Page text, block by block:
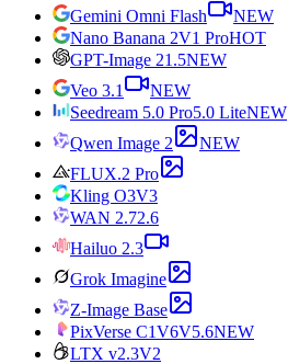
Gemini Omni Flash
NEW
Nano Banana 2V1 ProHOT
GPT-Image 21.5NEW
Veo 3.1
NEW
Seedream 5.0 Pro5.0 LiteNEW
Qwen Image 2
NEW
FLUX.2 Pro
Kling O3V3
WAN 2.72.6
Hailuo 2.3
Grok Imagine
Z-Image Base
PixVerse C1V6V5.6NEW
LTX v2.3V2